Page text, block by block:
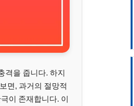
격을 줍니다. 하지
면, 과거의 절망적
이 존재합니다. 이